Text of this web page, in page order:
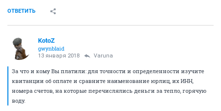
ОТВЕТИТЬ
KotoZ
gwynblaid
13 января 2018 Varuna
За что и кому Вы платили: для точности и определенности изучите
квитанции об оплате и сравните наименование юрлиц, их ИНН,
номера счетов, на которые перечислялись деньги за тепло, горячую
воду.